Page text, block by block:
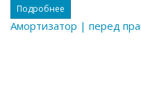
Подробнее
Амортизатор | перед